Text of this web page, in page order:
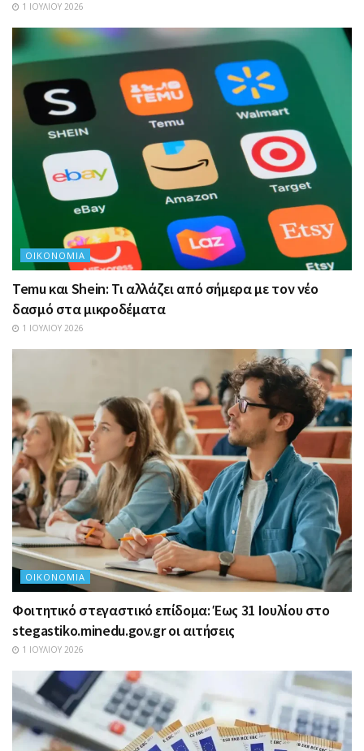
1 ΙΟΥΛΊΟΥ 2026
ΟΙΚΟΝΟΜΊΑ
Temu και Shein: Τι αλλάζει από σήμερα με τον νέο
δασμό στα μικροδέματα
1 ΙΟΥΛΊΟΥ 2026
ΟΙΚΟΝΟΜΊΑ
Φοιτητικό στεγαστικό επίδομα: Έως 31 Ιουλίου στο
stegastiko.minedu.gov.gr οι αιτήσεις
1 ΙΟΥΛΊΟΥ 2026